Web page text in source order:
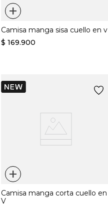
+
Camisa manga sisa cuello en v
$ 169.900
+
Camisa manga corta cuello en
V